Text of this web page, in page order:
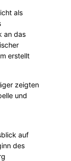
als
an das
erstellt
zeigten
und
auf
des